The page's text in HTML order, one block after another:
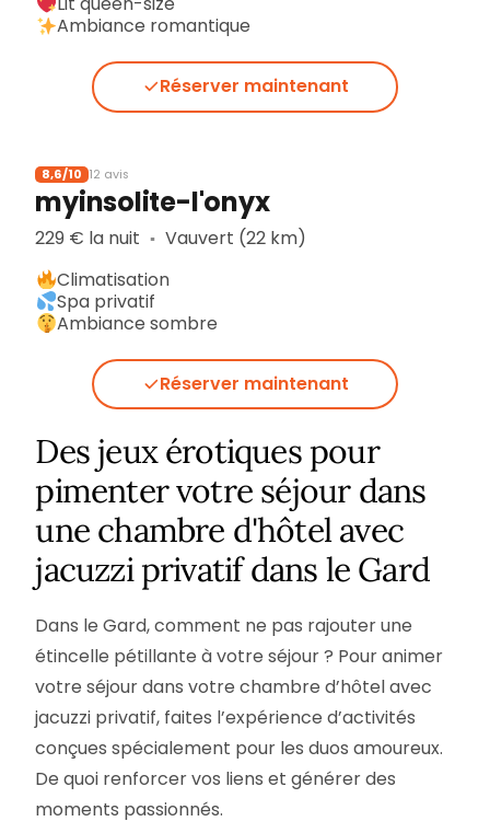
Ambiance romantique
Réserver maintenant
8,6/10 12 avis
myinsolite-l'onyx
229 € la nuit ▪︎ Vauvert (22 km)
Climatisation
Spa privatif
Ambiance sombre
Réserver maintenant
Des jeux érotiques pour
pimenter votre séjour dans
une chambre d'hôtel avec
jacuzzi privatif dans le Gard
Dans le Gard, comment ne pas rajouter une
étincelle pétillante à votre séjour ? Pour animer
votre séjour dans votre chambre d’hôtel avec
jacuzzi privatif, faites l’expérience d’activités
conçues spécialement pour les duos amoureux.
De quoi renforcer vos liens et générer des
moments passionnés.